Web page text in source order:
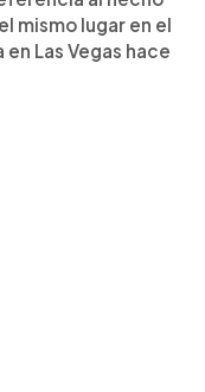
mismo lugar en el
Las Vegas hace